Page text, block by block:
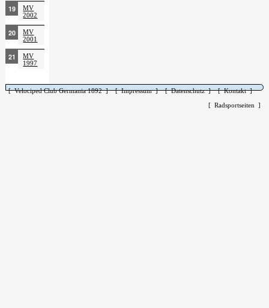
MV
2002
MV
2001
MV
1997
[ Velociped Club Germania 1892 ] [ Impressum ] [ Datenschutz ]
[ Kontakt ]
[ Radsportseiten ]